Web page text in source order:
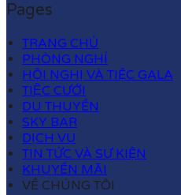
Pages
TRANG CHỦ
PHÒNG NGHỈ
HỘI NGHỊ VÀ TIỆC GALA
TIỆC CƯỚI
DU THUYỀN
SKY BAR
DỊCH VỤ
TIN TỨC VÀ SỰ KIỆN
KHUYẾN MÃI
VỀ CHÚNG TÔI